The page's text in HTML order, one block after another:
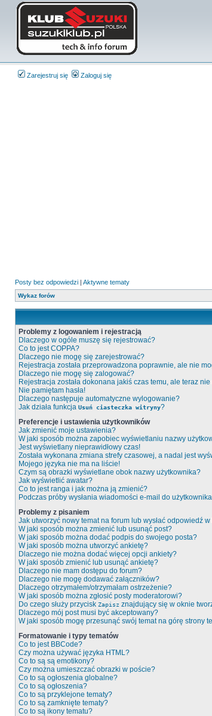
Zarejestruj się Zaloguj się
Posty bez odpowiedzi | Aktywne tematy
Wykaz forów
Problemy z logowaniem i rejestracją
Dlaczego w ogóle muszę się rejestrować?
Co to jest COPPA?
Dlaczego nie mogę się zarejestrować?
Rejestracja została przeprowadzona poprawnie, ale nie
Dlaczego nie mogę się zalogować?
Rejestracja została dokonana jakiś czas temu, ale teraz
Nie pamiętam hasła!
Dlaczego następuje automatyczne wylogowanie?
Jak działa funkcja Usuń ciasteczka witryny?
Preferencje i ustawienia użytkowników
Jak zmienić moje ustawienia?
W jaki sposób można zapobiec wyświetlaniu nazwy
Jest wyświetlany nieprawidłowy czas!
Została wykonana zmiana strefy czasowej, a nadal jest
Mojego języka nie ma na liście!
Czym są obrazki wyświetlane obok nazwy użytkownika?
Jak wyświetlić awatar?
Co to jest ranga i jak można ją zmienić?
Podczas próby wysłania wiadomości e-mail do
Problemy z pisaniem
Jak utworzyć nowy temat na forum lub wysłać odpowiedź
W jaki sposób można zmienić lub usunąć post?
W jaki sposób można dodać podpis do swojego posta?
W jaki sposób można utworzyć ankietę?
Dlaczego nie można dodać więcej opcji ankiety?
W jaki sposób zmienić lub usunąć ankietę?
Dlaczego nie mam dostępu do forum?
Dlaczego nie mogę dodawać załączników?
Dlaczego otrzymałem/otrzymałam ostrzeżenie?
W jaki sposób można zgłosić posty moderatorowi?
Do czego służy przycisk Zapisz znajdujący się w oknie
Dlaczego mój post musi być akceptowany?
W jaki sposób mogę przesunąć swój temat na górę strony
Formatowanie i typy tematów
Co to jest BBCode?
Czy można używać języka HTML?
Co to są są emotikony?
Czy można umieszczać obrazki w poście?
Co to są ogłoszenia globalne?
Co to są ogłoszenia?
Co to są przyklejone tematy?
Co to są zamknięte tematy?
Co to są ikony tematu?